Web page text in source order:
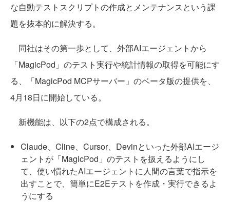
な自動テストスクリプトの作成とメンテナンスという課
題を抜本的に解決する。
同社はその第一歩として、外部AIエージェントから
「MagicPod」のテスト実行や統計情報の取得を可能にす
る、「MagicPod MCPサーバー」のベータ版の提供を、
4月18日に開始している。
新機能は、以下の2点で構成される。
Claude、Cline、Cursor、Devinといった外部AIエージ
ェントが「MagicPod」のテストを扱えるようにし
て、使い慣れたAIエージェントに人間の言葉で指示を
出すことで、簡単にE2Eテストを作成・実行できるよ
うにする